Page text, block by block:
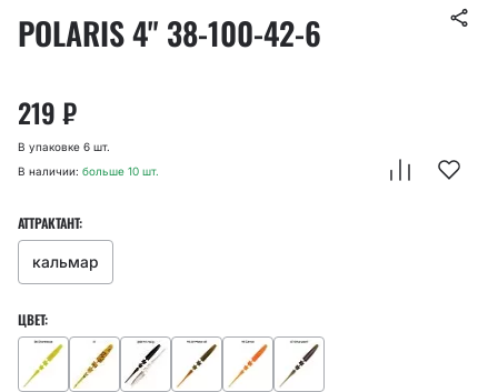
POLARIS 4" 38-100-42-6
219₽
В упаковке 6 шт.
В наличии: больше 10 шт.
АТТРАКТАНТ:
кальмар
ЦВЕТ: